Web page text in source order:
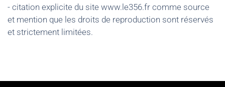
- citation explicite du site www.le356.fr comme source
et mention que les droits de reproduction sont réservés
et strictement limitées.